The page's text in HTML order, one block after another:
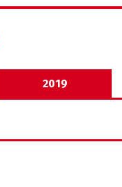
2019